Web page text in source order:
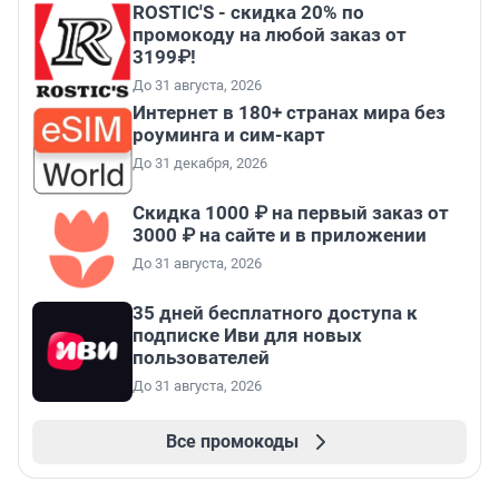
ROSTIC'S - скидка 20% по
промокоду на любой заказ от
3199₽!
До 31 августа, 2026
Интернет в 180+ странах мира без
роуминга и сим-карт
До 31 декабря, 2026
Скидка 1000 ₽ на первый заказ от
3000 ₽ на сайте и в приложении
До 31 августа, 2026
35 дней бесплатного доступа к
подписке Иви для новых
пользователей
До 31 августа, 2026
Все промокоды